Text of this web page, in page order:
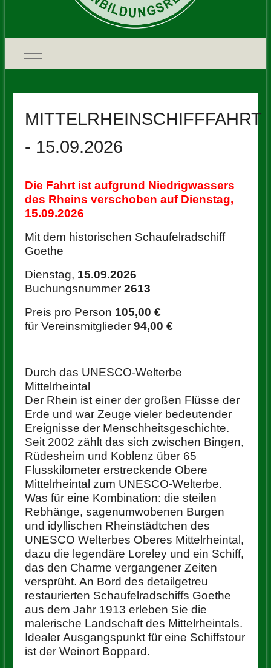
Mobile Menu Toggle
MITTELRHEINSCHIFFFAHRT
- 15.09.2026
Die Fahrt ist aufgrund Niedrigwassers
des Rheins verschoben auf Dienstag,
15.09.2026
Mit dem historischen Schaufelradschiff
Goethe
Dienstag, 15.09.2026
Buchungsnummer 2613
Preis pro Person 105,00 €
für Vereinsmitglieder 94,00 €
Durch das UNESCO-Welterbe
Mittelrheintal
Der Rhein ist einer der großen Flüsse der
Erde und war Zeuge vieler bedeutender
Ereignisse der Menschheitsgeschichte.
Seit 2002 zählt das sich zwischen Bingen,
Rüdesheim und Koblenz über 65
Flusskilometer erstreckende Obere
Mittelrheintal zum UNESCO-Welterbe.
Was für eine Kombination: die steilen
Rebhänge, sagenumwobenen Burgen
und idyllischen Rheinstädtchen des
UNESCO Welterbes Oberes Mittelrheintal,
dazu die legendäre Loreley und ein Schiff,
das den Charme vergangener Zeiten
versprüht. An Bord des detailgetreu
restaurierten Schaufelradschiffs Goethe
aus dem Jahr 1913 erleben Sie die
malerische Landschaft des Mittelrheintals.
Idealer Ausgangspunkt für eine Schiffstour
ist der Weinort Boppard.